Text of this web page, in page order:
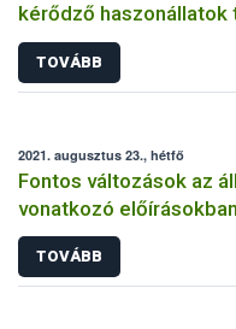
kérődző haszonállatok
TOVÁBB
2021. augusztus 23., hétfő
Fontos változások az
vonatkozó előírásokban
TOVÁBB